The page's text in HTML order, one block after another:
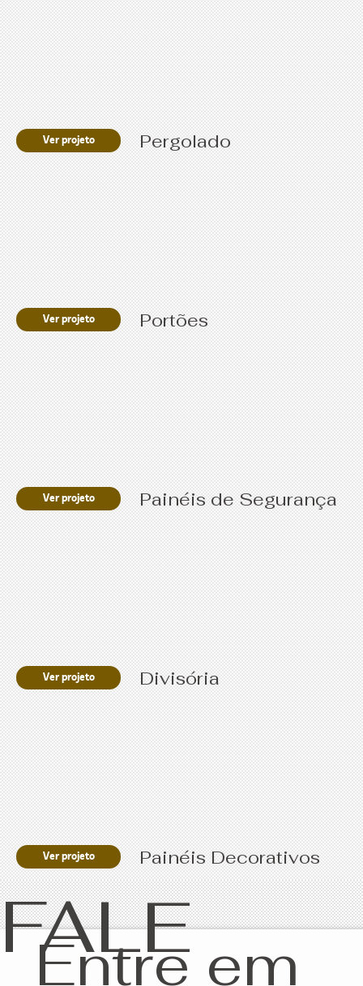
Ver projeto Pergolado
Ver projeto Portões
Ver projeto Painéis de Segurança
Ver projeto Divisória
Ver projeto Painéis Decorativos
Entre em
FALE